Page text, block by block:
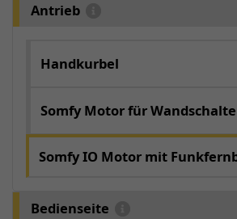
Antrieb
Handkurbel
Somfy Motor für
Somfy IO Motor mit
Bedienseite